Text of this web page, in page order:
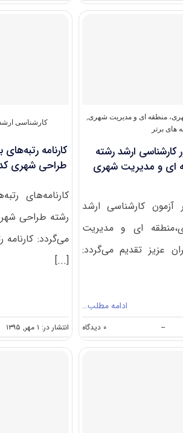
رتبه‌های
منطقه‌ ای و مدیریت شهری,
های برتر
کارشناسی ارشد رشته
ای و مدیریت شهری
آزمون کارشناسی ارشد
ای و مدیریت
عزیز تقدیم می‌گردد:
ادامه مطلب…
-- ۰ دیدگاه
کارنامه
رتبه‌های
کارشناسی
کارنامه
طراحی شهری کد
کارنامه‌های
رشته طراحی
می‌گردد: کارنامه
[...]
انتشار در: ۱ مهر, ۱۳۹۵